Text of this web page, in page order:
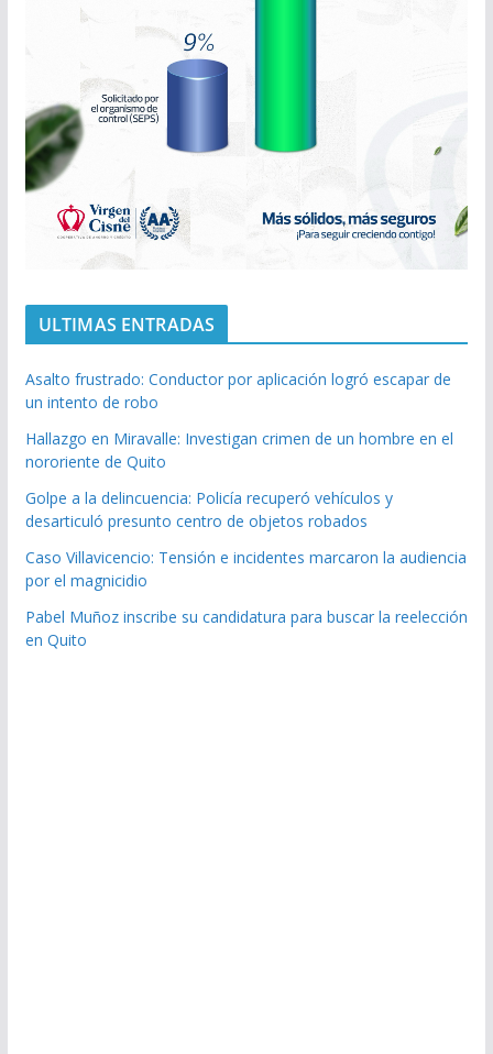
ULTIMAS ENTRADAS
Asalto frustrado: Conductor por aplicación logró escapar de
un intento de robo
Hallazgo en Miravalle: Investigan crimen de un hombre en el
nororiente de Quito
Golpe a la delincuencia: Policía recuperó vehículos y
desarticuló presunto centro de objetos robados
Caso Villavicencio: Tensión e incidentes marcaron la audiencia
por el magnicidio
Pabel Muñoz inscribe su candidatura para buscar la reelección
en Quito